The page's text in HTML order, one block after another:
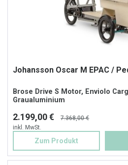
Johansson Oscar M EPAC /
Brose Drive S Motor, Enviolo
Graualuminium
2.199,00 €
7.368,00 €
inkl. MwSt.
Zum Produkt